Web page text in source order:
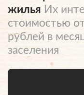
жилья Их
стоимостью
рублей в
заселения